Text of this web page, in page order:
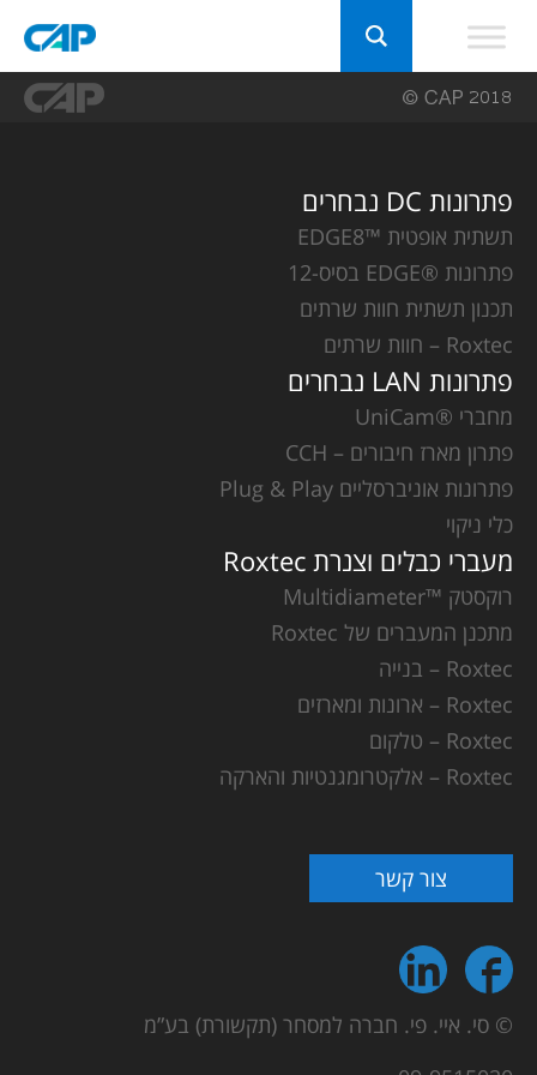
פתרונות DC נבחרים
תשתית אופטית ™EDGE8
פתרונות ®EDGE בסיס-12
תכנון תשתית חוות שרתים
Roxtec – חוות שרתים
פתרונות LAN נבחרים
מחברי ®UniCam
פתרון מארז חיבורים – CCH
פתרונות אוניברסליים Plug & Play
כלי ניקוי
מעברי כבלים וצנרת Roxtec
רוקסטק ™Multidiameter
מתכנן המעברים של Roxtec
Roxtec – בנייה
Roxtec – ארונות ומארזים
Roxtec – טלקום
Roxtec – אלקטרומגנטיות והארקה
צור קשר
© סי. איי. פי. חברה למסחר (תקשורת) בע”מ